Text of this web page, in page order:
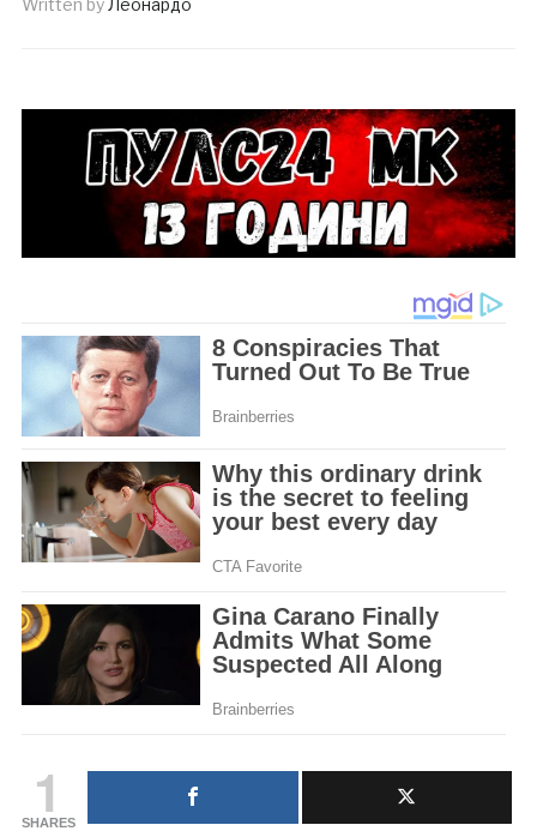
Written byЛеонардо
1
SHARES